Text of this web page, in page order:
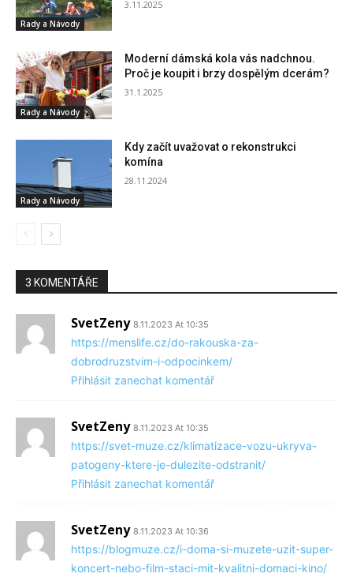
Rady a Návody
3.11.2025
Rady a Návody
Moderní dámská kola vás nadchnou.
Proč je koupit i brzy dospělým dcerám?
31.1.2025
Rady a Návody
Kdy začít uvažovat o rekonstrukci
komína
28.11.2024
3 KOMENTÁŘE
SvetZeny 8.11.2023 At 10:35
https://menslife.cz/do-rakouska-za-
dobrodruzstvim-i-odpocinkem/
Přihlásit zanechat komentář
SvetZeny 8.11.2023 At 10:35
https://svet-muze.cz/klimatizace-vozu-ukryva-
patogeny-ktere-je-dulezite-odstranit/
Přihlásit zanechat komentář
SvetZeny 8.11.2023 At 10:36
https://blogmuze.cz/i-doma-si-muzete-uzit-super-
koncert-nebo-film-staci-mit-kvalitni-domaci-kino/